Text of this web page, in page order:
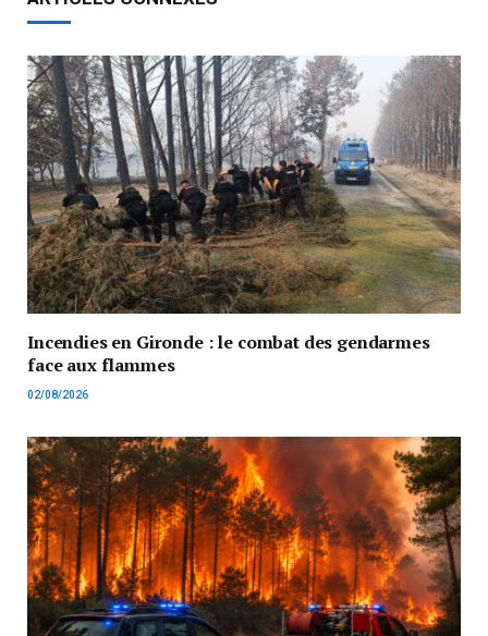
Incendies en Gironde : le combat des gendarmes
face aux flammes
02/08/2026